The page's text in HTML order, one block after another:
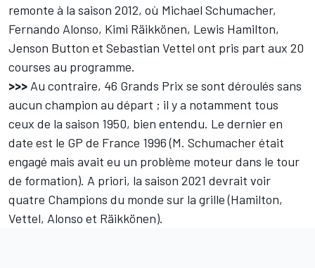
remonte à la saison 2012, où Michael Schumacher,
Fernando Alonso, Kimi Räikkönen, Lewis Hamilton,
Jenson Button et Sebastian Vettel ont pris part aux 20
courses au programme.
>>> Au contraire, 46 Grands Prix se sont déroulés sans
aucun champion au départ ; il y a notamment tous
ceux de la saison 1950, bien entendu. Le dernier en
date est le GP de France 1996 (M. Schumacher était
engagé mais avait eu un problème moteur dans le tour
de formation). A priori, la saison 2021 devrait voir
quatre Champions du monde sur la grille (Hamilton,
Vettel, Alonso et Räikkönen).